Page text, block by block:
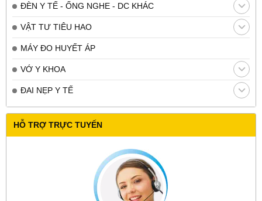
ĐÈN Y TẾ - ỐNG NGHE - DC KHÁC
VẬT TƯ TIÊU HAO
MÁY ĐO HUYẾT ÁP
VỚ Y KHOA
ĐAI NẸP Y TẾ
HỖ TRỢ TRỰC TUYẾN